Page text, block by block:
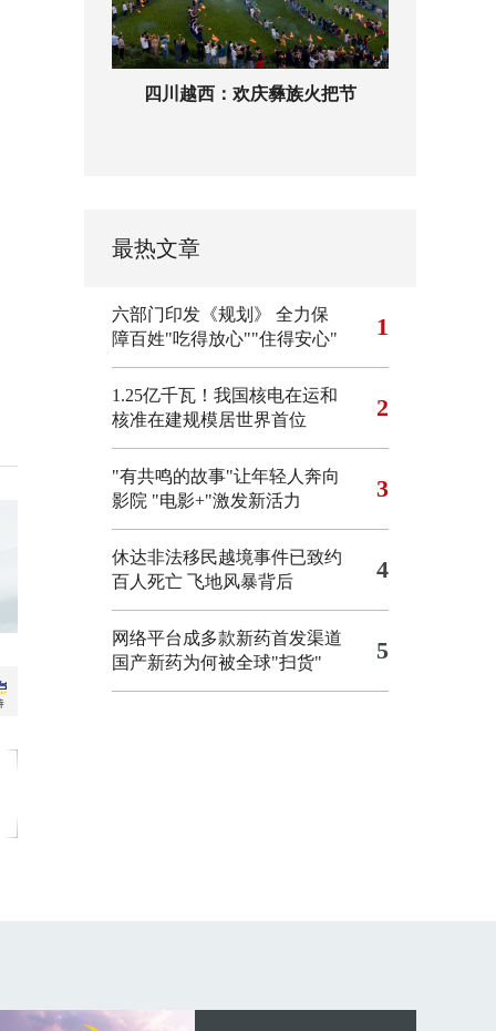
四川越西：欢庆彝族火把节
最热文章
六部门印发《规划》 全力保
障百姓"吃得放心""住得安心"
1
1.25亿千瓦！我国核电在运和
核准在建规模居世界首位
2
"有共鸣的故事"让年轻人奔向
影院 "电影+"激发新活力 3
休达非法移民越境事件已致约
百人死亡 飞地风暴背后 4
网络平台成多款新药首发渠道
国产新药为何被全球"扫货"
5